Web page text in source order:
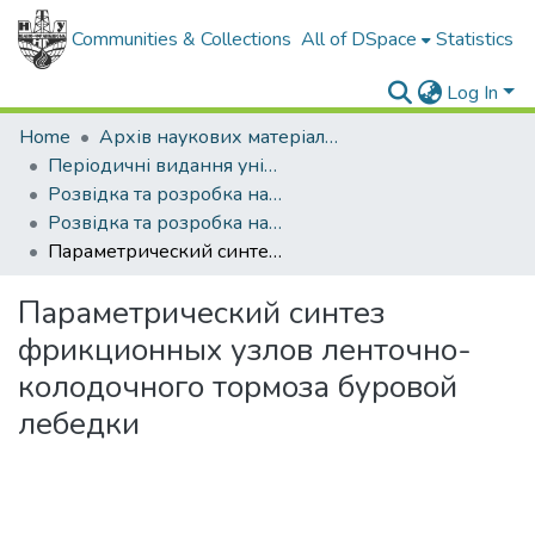
Communities & Collections All of DSpace Statistics
Log In
Home
Архів наукових матеріалів
Періодичні видання університету
Розвідка та розробка нафтових і газових родовищ
Розвідка та розробка нафтових і газових родовищ - 2016 - №2
Параметрический синтез фрикционных узлов ленточно-колодочного тормоза буровой лебедки
Параметрический синтез
фрикционных узлов ленточно-
колодочного тормоза буровой
лебедки